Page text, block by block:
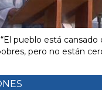
“El pueblo está
pero no están